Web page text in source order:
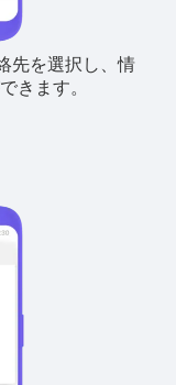
先を選択し、情
きます。